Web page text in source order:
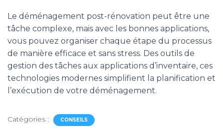
Le déménagement post-rénovation peut être une
tâche complexe, mais avec les bonnes applications,
vous pouvez organiser chaque étape du processus
de manière efficace et sans stress. Des outils de
gestion des tâches aux applications d’inventaire, ces
technologies modernes simplifient la planification et
l’exécution de votre déménagement.
Catégories : CONSEILS